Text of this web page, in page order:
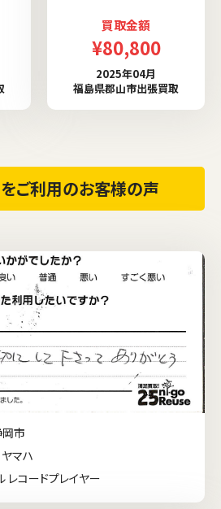
買取金額
¥80,800
2025年04月
福島県郡山市出張買取
をご利用のお客様の声
岡市
マハ
レコードプレイヤー